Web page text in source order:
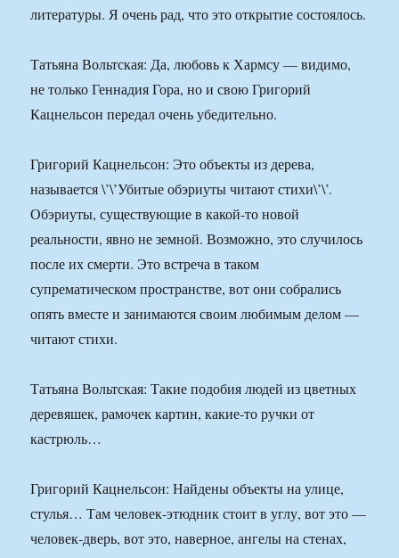
литературы. Я очень рад, что это открытие состоялось.
Татьяна Вольтская: Да, любовь к Хармсу — видимо,
не только Геннадия Гора, но и свою Григорий
Кацнельсон передал очень убедительно.
Григорий Кацнельсон: Это объекты из дерева,
называется \’\’Убитые обэриуты читают стихи\’\’.
Обэриуты, существующие в какой-то новой
реальности, явно не земной. Возможно, это случилось
после их смерти. Это встреча в таком
супрематическом пространстве, вот они собрались
опять вместе и занимаются своим любимым делом —
читают стихи.
Татьяна Вольтская: Такие подобия людей из цветных
деревяшек, рамочек картин, какие-то ручки от
кастрюль…
Григорий Кацнельсон: Найдены объекты на улице,
стулья… Там человек-этюдник стоит в углу, вот это —
человек-дверь, вот это, наверное, ангелы на стенах,